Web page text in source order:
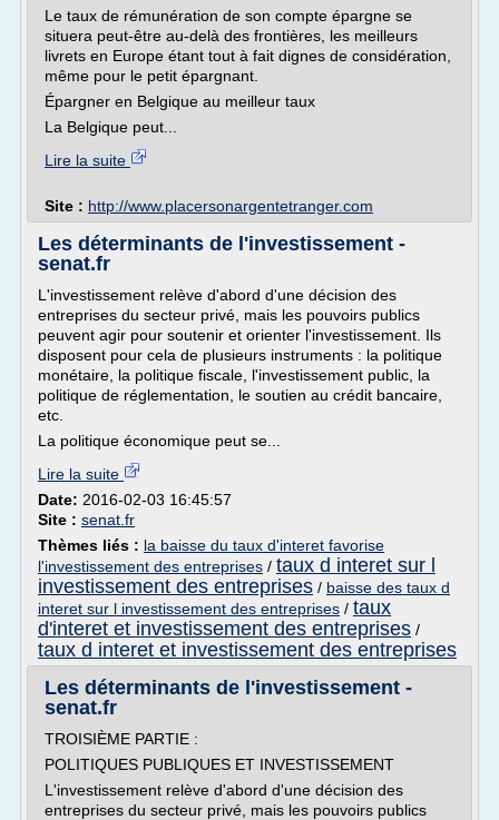
Le taux de rémunération de son compte épargne se
situera peut-être au-delà des frontières, les meilleurs
livrets en Europe étant tout à fait dignes de considération,
même pour le petit épargnant.
Épargner en Belgique au meilleur taux
La Belgique peut...
Lire la suite
Site : http://www.placersonargentetranger.com
Les déterminants de l'investissement -
senat.fr
L'investissement relève d'abord d'une décision des
entreprises du secteur privé, mais les pouvoirs publics
peuvent agir pour soutenir et orienter l'investissement. Ils
disposent pour cela de plusieurs instruments : la politique
monétaire, la politique fiscale, l'investissement public, la
politique de réglementation, le soutien au crédit bancaire,
etc.
La politique économique peut se...
Lire la suite
Date: 2016-02-03 16:45:57
Site : senat.fr
Thèmes liés : la baisse du taux d'interet favorise
l'investissement des entreprises / taux d interet sur l
investissement des entreprises / baisse des taux d
interet sur l investissement des entreprises / taux
d'interet et investissement des entreprises /
taux d interet et investissement des entreprises
Les déterminants de l'investissement -
senat.fr
TROISIÈME PARTIE :
POLITIQUES PUBLIQUES ET INVESTISSEMENT
L'investissement relève d'abord d'une décision des
entreprises du secteur privé, mais les pouvoirs publics